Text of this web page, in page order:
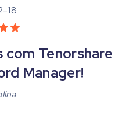
18
com Tenorshare
Manager!